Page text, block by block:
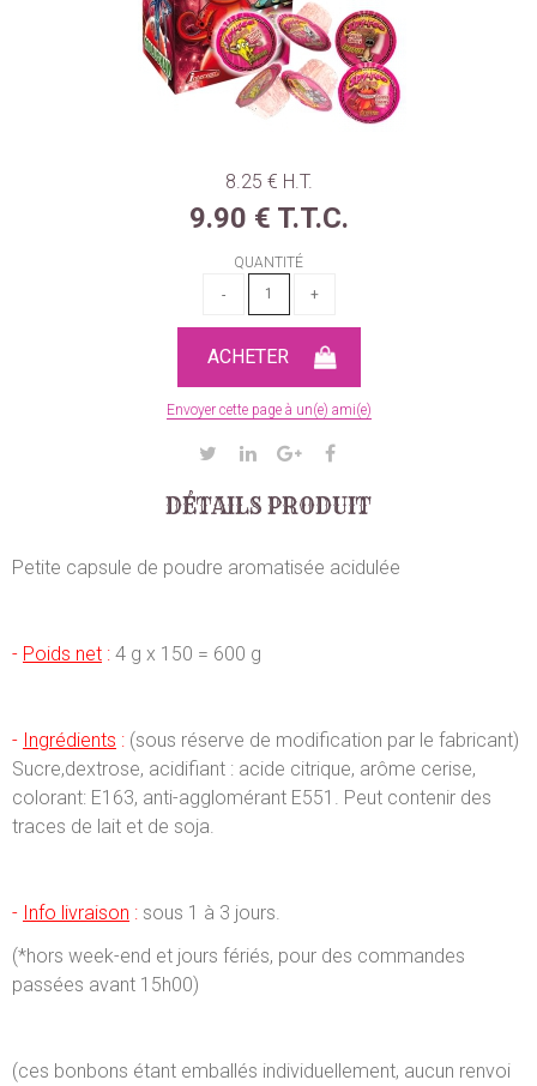
8.25 € H.T.
9.90 € T.T.C.
QUANTITÉ
Envoyer cette page à un(e) ami(e)
DÉTAILS PRODUIT
Petite capsule de poudre aromatisée acidulée
- Poids net : 4 g x 150 = 600 g
- Ingrédients : (sous réserve de modification par le fabricant)
Sucre,dextrose, acidifiant : acide citrique, arôme cerise,
colorant: E163, anti-agglomérant E551. Peut contenir des
traces de lait et de soja.
- Info livraison : sous 1 à 3 jours.
(*hors week-end et jours fériés, pour des commandes
passées avant 15h00)
(ces bonbons étant emballés individuellement, aucun renvoi